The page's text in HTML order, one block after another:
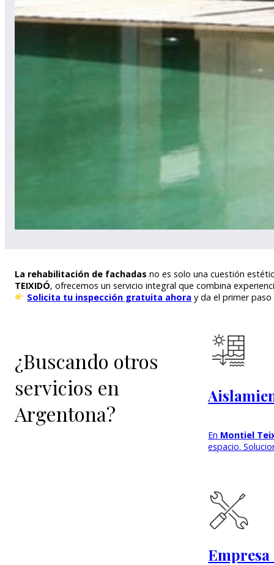
La rehabilitación de fachadas no es solo una cuestión
TEIXIDÓ, ofrecemos un servicio integral que combina
Solicita tu inspección gratuita ahora y da el primer
¿Buscando otros
servicios en
Argentona?
En Montiel
espacio.